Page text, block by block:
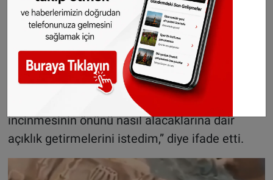
önemli olan Hollanda’da herkesin birbirinin dini
sembollerine karşı daha fazla saygı
göstermesidir. Bu sebepten dolayı sergi
yetkililerine söz konusu olaydan nasıl ders
çıkartacaklarını ve gelecekte dini sembollerin
uygunsuz kullanılması suretiyle insanların
incinmesinin önünü nasıl alacaklarına dair
açıklık getirmelerini istedim,” diye ifade etti.